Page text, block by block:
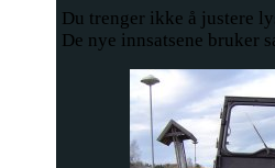
Du trenger ikke å justere
De nye innsatsene bruker